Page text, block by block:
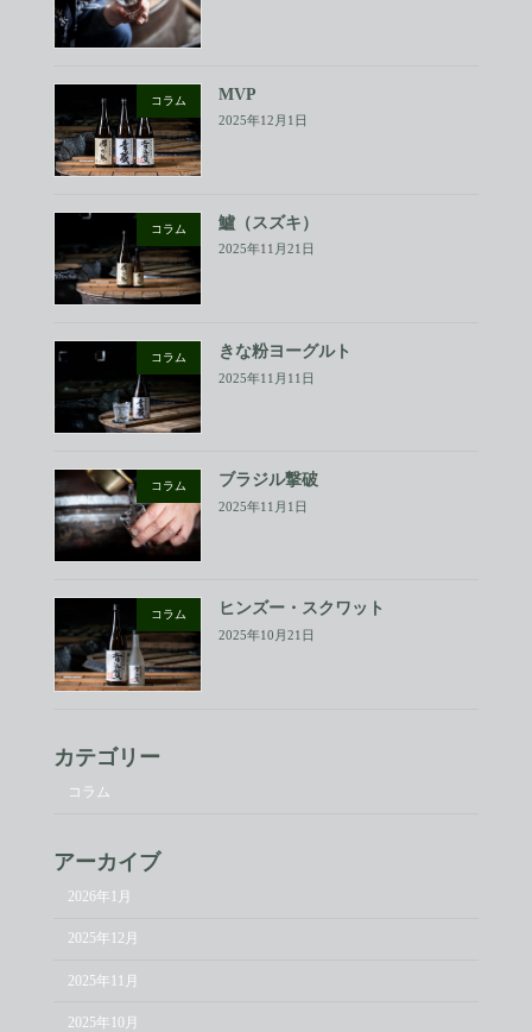
コラム MVP
2025年12月1日
コラム 鱸（スズキ）
2025年11月21日
コラム きな粉ヨーグルト
2025年11月11日
コラム ブラジル撃破
2025年11月1日
コラム ヒンズー・スクワット
2025年10月21日
カテゴリー
コラム
アーカイブ
2026年1月
2025年12月
2025年11月
2025年10月